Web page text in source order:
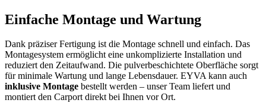
Einfache Montage und Wartung
Dank präziser Fertigung ist die Montage schnell und einfach. Das
Montagesystem ermöglicht eine unkomplizierte Installation und
reduziert den Zeitaufwand. Die pulverbeschichtete Oberfläche sorgt
für minimale Wartung und lange Lebensdauer. EYVA kann auch
inklusive Montage bestellt werden – unser Team liefert und
montiert den Carport direkt bei Ihnen vor Ort.